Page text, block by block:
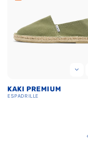
TERRACOTTA
PREMIUM